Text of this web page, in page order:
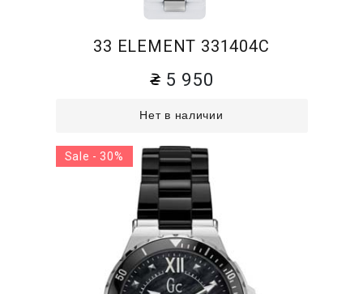
33 ELEMENT 331404C
5 950
Нет в наличии
Sale - 30%